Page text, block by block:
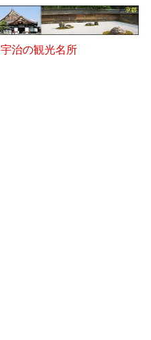
宇治の観光名所